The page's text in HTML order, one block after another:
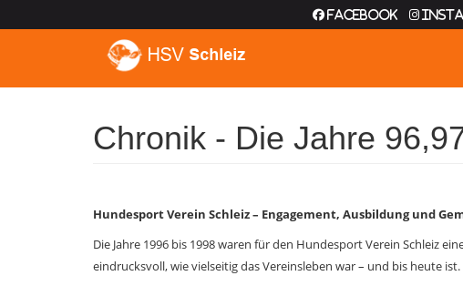
Facebook
Chronik - Die Jahre
Hundesport Verein Schleiz – Engagement, Ausbildung und
Die Jahre 1996 bis 1998 waren für den Hundesport Verein Schleiz
eindrucksvoll, wie vielseitig das Vereinsleben war – und bis heute ist.